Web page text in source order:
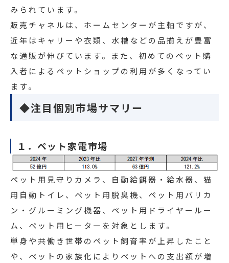
みられています。
販売チャネルは、ホームセンターが主軸ですが、
近年はキャリーや衣類、水槽などの品揃えが豊富
な通販が伸びています。また、初めてのペット購
入者によるペットショップの利用が多くなってい
ます。
◆注目個別市場サマリー
１．ペット家電市場
ペット用見守りカメラ、自動給餌器・給水器、猫
用自動トイレ、ペット用脱臭機、ペット用バリカ
ン・グルーミング機器、ペット用ドライヤールー
ム、ペット用ヒーターを対象とします。
単身や共働き世帯のペット飼育率が上昇したこと
や、ペットの家族化によりペットへの支出額が増